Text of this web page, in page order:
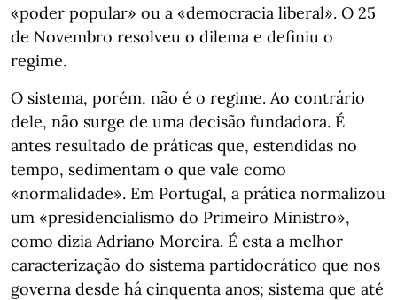
«poder popular» ou a «democracia liberal». O 25
de Novembro resolveu o dilema e definiu o
regime.
O sistema, porém, não é o regime. Ao contrário
dele, não surge de uma decisão fundadora. É
antes resultado de práticas que, estendidas no
tempo, sedimentam o que vale como
«normalidade». Em Portugal, a prática normalizou
um «presidencialismo do Primeiro Ministro»,
como dizia Adriano Moreira. É esta a melhor
caracterização do sistema partidocrático que nos
governa desde há cinquenta anos; sistema que até